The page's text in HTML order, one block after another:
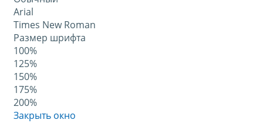
Arial
Times New Roman
Размер шрифта
100%
125%
150%
175%
200%
Закрыть окно